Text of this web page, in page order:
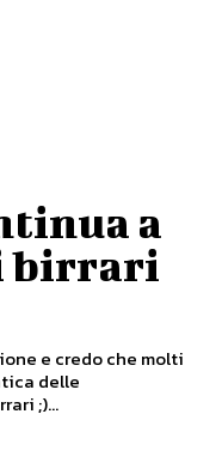
a
birrari
e credo che molti
delle
;)...